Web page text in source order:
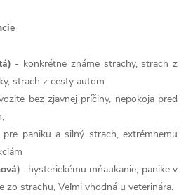
- konkrétne známe strachy, strach z
strach z cesty autom
bez zjavnej príčiny, nepokoja pred
paniku a silný strach, extrémnemu
-hysterickému mňaukanie, panike v
zo strachu, Veľmi vhodná u veterinára.